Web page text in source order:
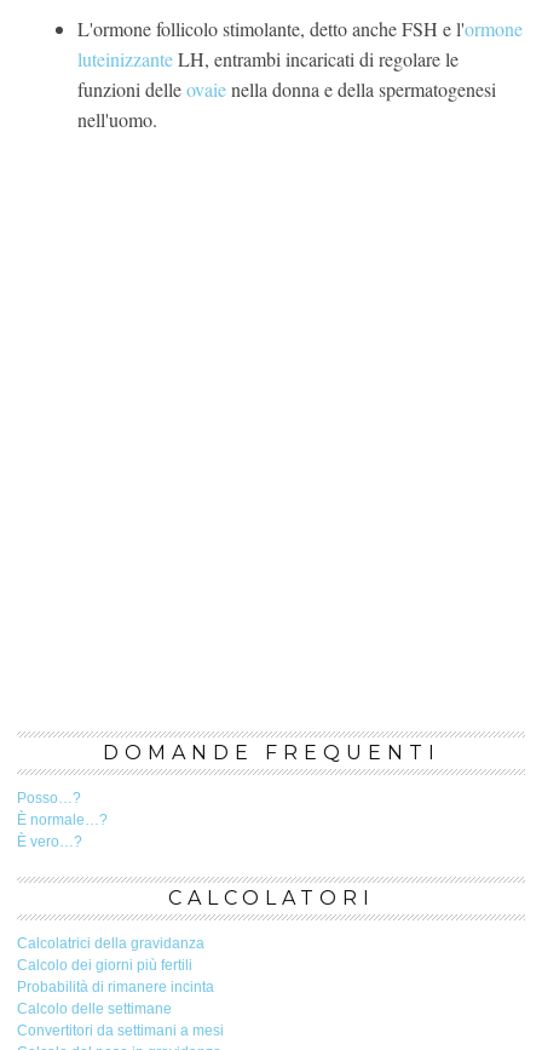
L'ormone follicolo stimolante, detto anche FSH e l'ormone
luteinizzanteLH, entrambi incaricati di regolare le
funzioni delleovaienella donna e della spermatogenesi
nell'uomo.
DOMANDE FREQUENTI
Posso…?
È normale…?
È vero…?
CALCOLATORI
Calcolatrici della gravidanza
Calcolo dei giorni più fertili
Probabilità di rimanere incinta
Calcolo delle settimane
Convertitori da settimani a mesi